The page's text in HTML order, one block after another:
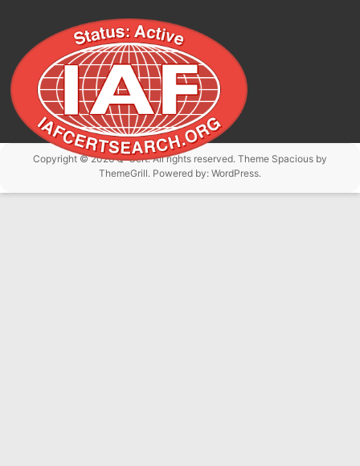
Copyright © 2026Q-Cert. All rights reserved. Theme Spaciousby
ThemeGrill. Powered by: WordPress.